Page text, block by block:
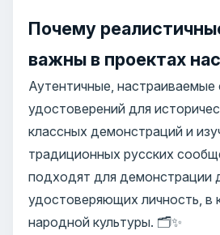
Почему
важны в проектах
Аутентичные, настраиваемые
удостоверений для
классных демонстраций и
традиционных русских
подходят для демонстрации
удостоверяющих личность, в
народной культуры. 🗂️✨